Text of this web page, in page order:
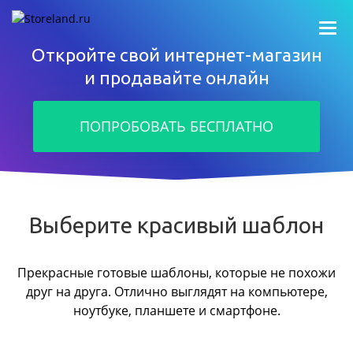
Откройте свой интернет-магазин
и продавайте онлайн
ПОПРОБОВАТЬ БЕСПЛАТНО
Выберите красивый шаблон
Прекрасные готовые шаблоны, которые не похожи
друг на друга. Отлично выглядят на компьютере,
ноутбуке, планшете и смартфоне.